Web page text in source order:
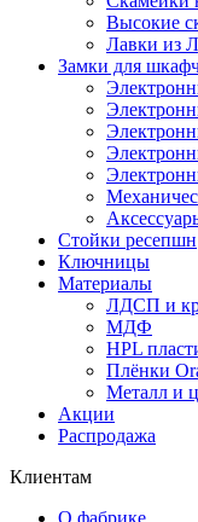
Высокие
Лавки из
Замки для
Стойки ресепшн
Ключницы
Материалы
ЛДСП и
МДФ
HPL
Плёнки
Металл и
Акции
Распродажа
Клиентам
О фабрике